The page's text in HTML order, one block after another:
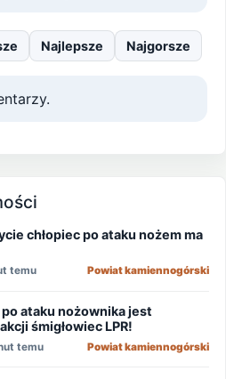
Najlepsze Najgorsze
chłopiec po ataku nożem ma
temu Powiat kamiennogórski
po ataku nożownika jest
śmigłowiec LPR!
temu Powiat kamiennogórski